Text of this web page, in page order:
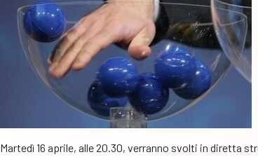
Martedì 16 aprile, alle 20.30, verranno svolti in diretta